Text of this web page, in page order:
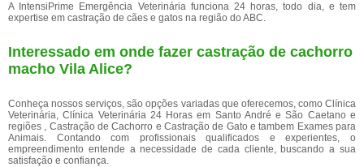
A IntensiPrime Emergência Veterinária funciona 24 horas, todo dia, e tem
expertise em castração de cães e gatos na região do ABC.
Interessado em onde fazer castração de cachorro
macho Vila Alice?
Conheça nossos serviços, são opções variadas que oferecemos, como Clínica
Veterinária, Clínica Veterinária 24 Horas em Santo André e São Caetano e
regiões , Castração de Cachorro e Castração de Gato e tambem Exames para
Animais. Contando com profissionais qualificados e experientes, o
empreendimento entende a necessidade de cada cliente, buscando a sua
satisfação e confiança.